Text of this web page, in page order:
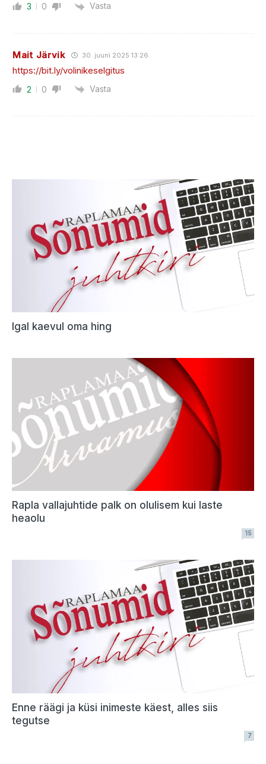
3 0 Vasta
Mait Järvik 30. juuni 2025 13:26
https://bit.ly/volinikeselgitus
2 0 Vasta
Igal kaevul oma hing
Rapla vallajuhtide palk on olulisem kui laste
heaolu
15
Enne räägi ja küsi inimeste käest, alles siis
tegutse
7